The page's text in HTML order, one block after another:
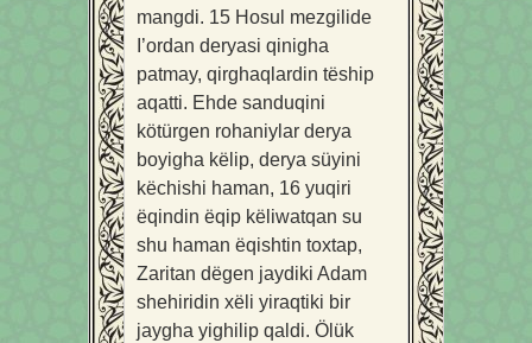
mangdi. 15 Hosul mezgilide
I’ordan deryasi qinigha
patmay, qirghaqlardin tëship
aqatti. Ehde sanduqini
kötürgen rohaniylar derya
boyigha këlip, derya süyini
këchishi haman, 16 yuqiri
ëqindin ëqip këliwatqan su
shu haman ëqishtin toxtap,
Zaritan dëgen jaydiki Adam
shehiridin xëli yiraqtiki bir
jaygha yighilip qaldi. Ölük